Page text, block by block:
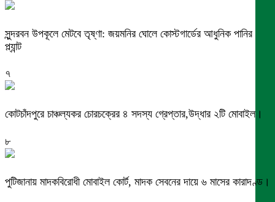
সুন্দরবন উপকূলে মেটবে তৃষ্ণা: জয়মনির ঘোলে কোস্টগার্ডের আধুনিক পানির
প্ল্যান্ট
৭
কোটচাঁদপুরে চাঞ্চল্যকর চোরচক্রের ৪ সদস্য গ্রেপ্তার,উদ্ধার ২টি মোবাইল।
৮
পুটিজানায় মাদকবিরোধী মোবাইল কোর্ট, মাদক সেবনের দায়ে ৬ মাসের কারাদণ্ড।